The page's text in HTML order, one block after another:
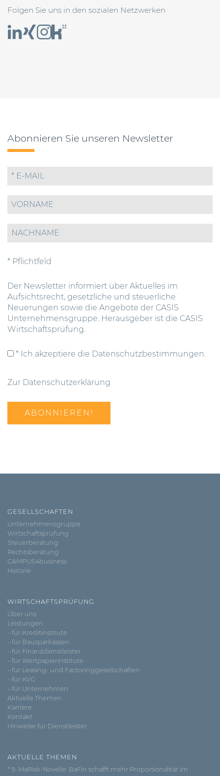
Folgen Sie uns in den sozialen Netzwerken
Abonnieren Sie unseren Newsletter
* Pflichtfeld
Der Newsletter informiert über Aktuelles im
Aufsichtsrecht, gesetzliche und steuerliche
Neuerungen sowie die Angebote der CASIS
Unternehmensgruppe. Herausgeber ist die CASIS
Wirtschaftsprüfung.
* Ich akzeptiere die Datenschutzbestimmungen.
Zur Datenschutzerklärung
GESELLSCHAFTEN
Unternehmensgruppe
Wirtschaftsprüfung
Steuerberatung
Rechtsberatung
CAMPUS4business
Historie
WIRTSCHAFTSPRÜFUNG
Über uns
Leistungen
– für Kreditinstitute
– für Bausparkassen
– für Finanzdienstleister
– für Wertpapierinstitute
– für Leasing- und Factoringgesellschaften
– für KVG
– für Unternehmen
Aktuelle Themen
Karriere
Kontakt
Hinweise für Dienstleister
AKTUELLE THEMEN
* 9. MaRisk-Novelle: BaFin schafft mehr Proportionalität im